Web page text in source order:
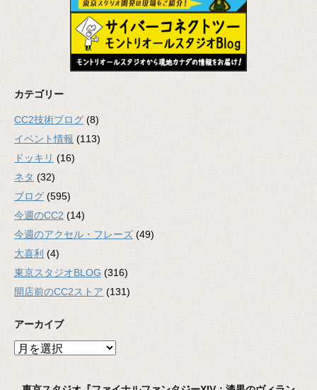
カテゴリー
CC2技術ブログ (8)
イベント情報 (113)
ドッキリ (16)
ネタ (32)
ブログ (595)
今週のCC2 (14)
今週のアクセル・フレーズ (49)
大喜利 (4)
東京スタジオBLOG (316)
開店前のCC2ストア (131)
アーカイブ
ア